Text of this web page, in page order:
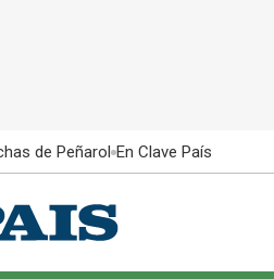
de Peñarol En Clave País